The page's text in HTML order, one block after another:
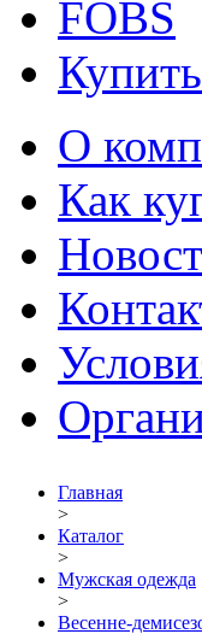
FOBS
О
Как
Главная
>
Каталог
>
Мужская одежда
>
Весенне-